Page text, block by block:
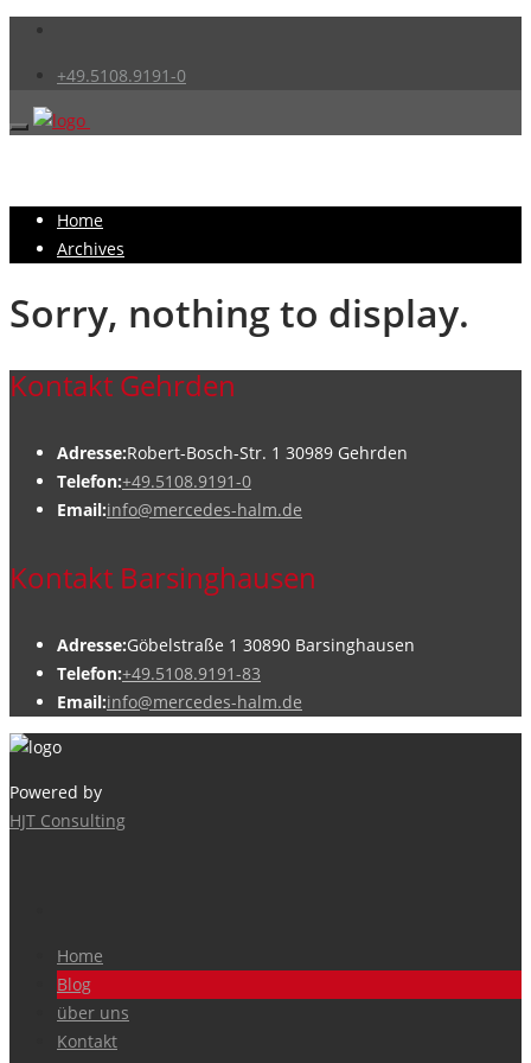
+49.5108.9191-0
Home
Archives
Sorry, nothing to display.
Kontakt Gehrden
Adresse:Robert-Bosch-Str. 1 30989 Gehrden
Telefon:+49.5108.9191-0
Email:info@mercedes-halm.de
Kontakt Barsinghausen
Adresse:Göbelstraße 1 30890 Barsinghausen
Telefon:+49.5108.9191-83
Email:info@mercedes-halm.de
Powered by
HJT Consulting
Home
Blog
über uns
Kontakt